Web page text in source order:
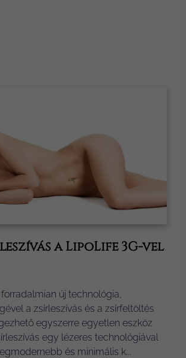
a LipoLife 3G-vel
új technológia,
a zsírleszívás és a zsírfeltöltés
egyszerre egyetlen eszköz
egy lézeres technológiával
és minimális k...